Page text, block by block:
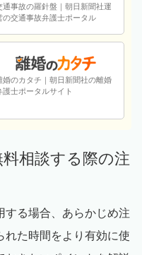
通事故の羅針盤｜朝日新聞社運
の交通事故弁護士ポータル
婚のカタチ｜朝日新聞社の離婚
護士ポータルサイト
相談する際の注
する場合、あらかじめ注
れた時間をより有効に使